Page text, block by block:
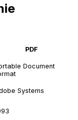
PDF
Document
Systems